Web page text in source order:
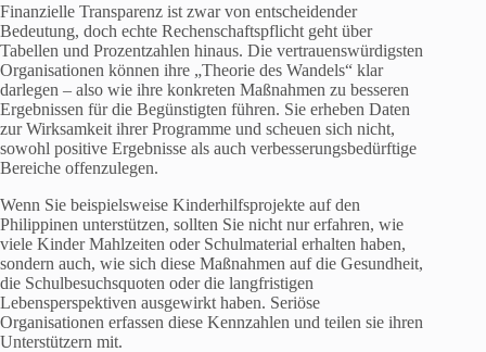
Finanzielle Transparenz ist zwar von entscheidender
Bedeutung, doch echte Rechenschaftspflicht geht über
Tabellen und Prozentzahlen hinaus. Die vertrauenswürdigsten
Organisationen können ihre „Theorie des Wandels“ klar
darlegen – also wie ihre konkreten Maßnahmen zu besseren
Ergebnissen für die Begünstigten führen. Sie erheben Daten
zur Wirksamkeit ihrer Programme und scheuen sich nicht,
sowohl positive Ergebnisse als auch verbesserungsbedürftige
Bereiche offenzulegen.
Wenn Sie beispielsweise Kinderhilfsprojekte auf den
Philippinen unterstützen, sollten Sie nicht nur erfahren, wie
viele Kinder Mahlzeiten oder Schulmaterial erhalten haben,
sondern auch, wie sich diese Maßnahmen auf die Gesundheit,
die Schulbesuchsquoten oder die langfristigen
Lebensperspektiven ausgewirkt haben. Seriöse
Organisationen erfassen diese Kennzahlen und teilen sie ihren
Unterstützern mit.